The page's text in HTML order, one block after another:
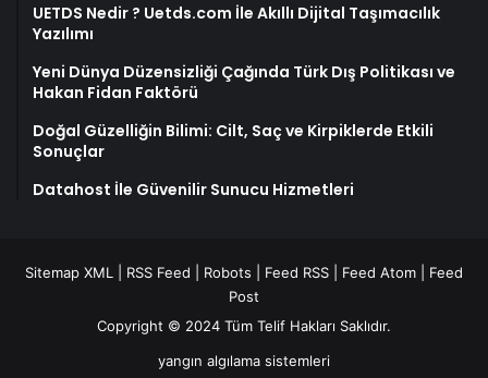
UETDS Nedir ? Uetds.com İle Akıllı Dijital Taşımacılık
Yazılımı
Yeni Dünya Düzensizliği Çağında Türk Dış Politikası ve
Hakan Fidan Faktörü
Doğal Güzelliğin Bilimi: Cilt, Saç ve Kirpiklerde Etkili
Sonuçlar
Datahost İle Güvenilir Sunucu Hizmetleri
Sitemap XML RSS Feed Robots Feed RSS Feed Atom
Feed
Post
Copyright © 2024 Tüm Telif Hakları Saklıdır.
yangın algılama sistemleri